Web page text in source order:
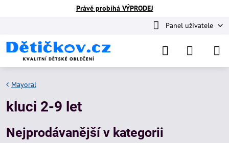
Právě probíhá VÝPRODEJ
Panel uživatele
Mayoral
kluci 2-9 let
Nejprodávanější v kategorii